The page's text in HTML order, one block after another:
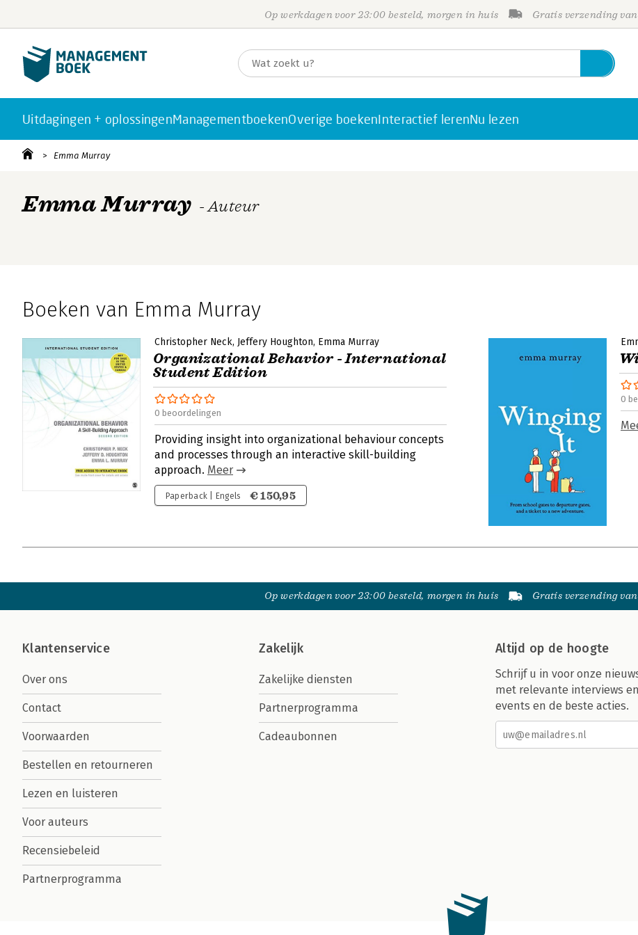
Op werkdagen voor 23:00 besteld, morgen in huis Gratis verzending
Uitdagingen + oplossingenManagementboekenOverige boekenInteractief lerenNu lezen
Emma Murray
Emma Murray - Auteur
Boeken van Emma Murray
Christopher Neck Jeffery Houghton Emma Murray
Organizational Behavior - International
Student Edition
0 beoordelingen
Providing insight into organizational behaviour concepts
and processes through an interactive skill-building
approach. Meer
Paperback | Engels € 150,95
0
Op werkdagen voor 23:00 besteld, morgen in huis Gratis verzending
Klantenservice
Over ons
Contact
Voorwaarden
Bestellen en retourneren
Lezen en luisteren
Voor auteurs
Recensiebeleid
Partnerprogramma
Zakelijk
Zakelijke diensten
Partnerprogramma
Cadeaubonnen
Altijd op de hoogte
Schrijf u in voor onze
met relevante interviews
events en de beste acties.